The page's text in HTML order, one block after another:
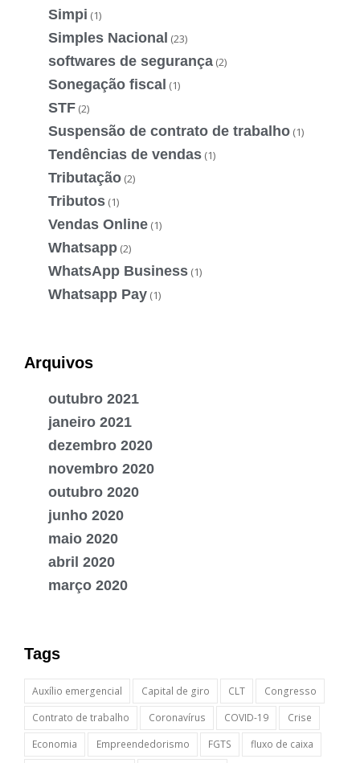
Simpi (1)
Simples Nacional (23)
softwares de segurança (2)
Sonegação fiscal (1)
STF (2)
Suspensão de contrato de trabalho (1)
Tendências de vendas (1)
Tributação (2)
Tributos (1)
Vendas Online (1)
Whatsapp (2)
WhatsApp Business (1)
Whatsapp Pay (1)
Arquivos
outubro 2021
janeiro 2021
dezembro 2020
novembro 2020
outubro 2020
junho 2020
maio 2020
abril 2020
março 2020
Tags
Auxílio emergencial Capital de giro CLT
Congresso
Contrato de trabalho
Coronavírus COVID-19
Crise
Economia
Empreendedorismo FGTS
fluxo de caixa